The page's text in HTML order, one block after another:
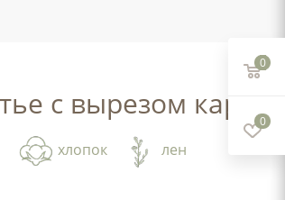
с вырезом каре
хлопок лен
0
0